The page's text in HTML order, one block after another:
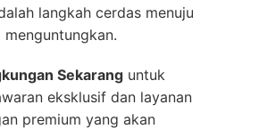
langkah cerdas menuju
Sekarang untuk
eksklusif dan layanan
premium yang akan